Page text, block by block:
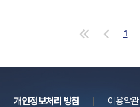
1
개인정보처리 방침
이용약관